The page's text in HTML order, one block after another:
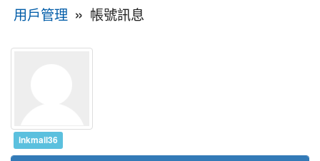
用戶管理 » 帳號訊息
inkmail36